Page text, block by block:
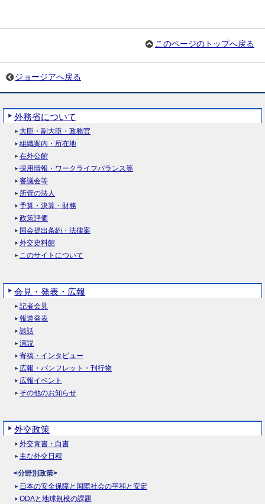
このページのトップへ戻る
ジョージアへ戻る
外務省について
大臣・副大臣・政務官
組織案内・所在地
在外公館
採用情報・ワークライフバランス等
審議会等
所管の法人
予算・決算・財務
政策評価
国会提出条約・法律案
外交史料館
このサイトについて
会見・発表・広報
記者会見
報道発表
談話
演説
寄稿・インタビュー
広報・パンフレット・刊行物
広報イベント
その他のお知らせ
外交政策
外交青書・白書
主な外交日程
<分野別政策>
日本の安全保障と国際社会の平和と安定
ODAと地球規模の課題